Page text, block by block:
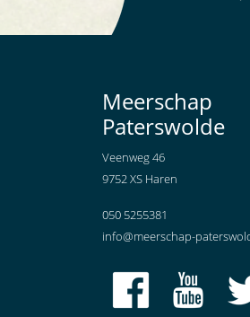
Meerschap
Paterswolde
Veenweg 46
9752 XS Haren
050 5255381
info@meerschap-